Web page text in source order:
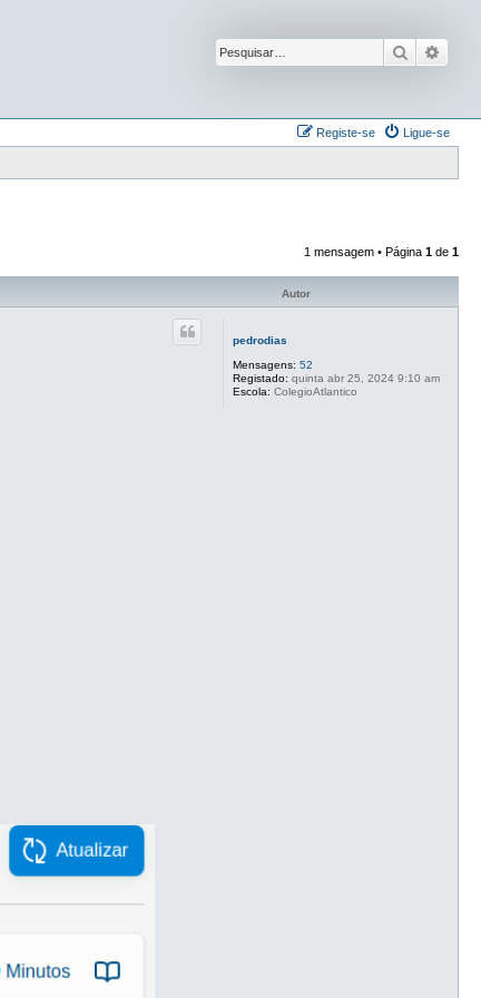
Pesquisar
Ligue-se
Registe-se
1 mensagem • Página 1 de 1
Autor
pedrodias
Mensagens: 52
Registado: quinta abr 25, 2024 9:10 am
Escola: ColegioAtlantico